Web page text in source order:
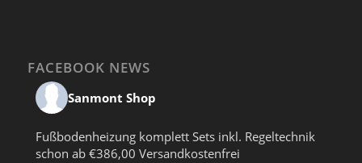
FACEBOOK NEWS
Sanmont Shop
Fußbodenheizung komplett Sets inkl. Regeltechnik
schon ab €386,00 Versandkostenfrei